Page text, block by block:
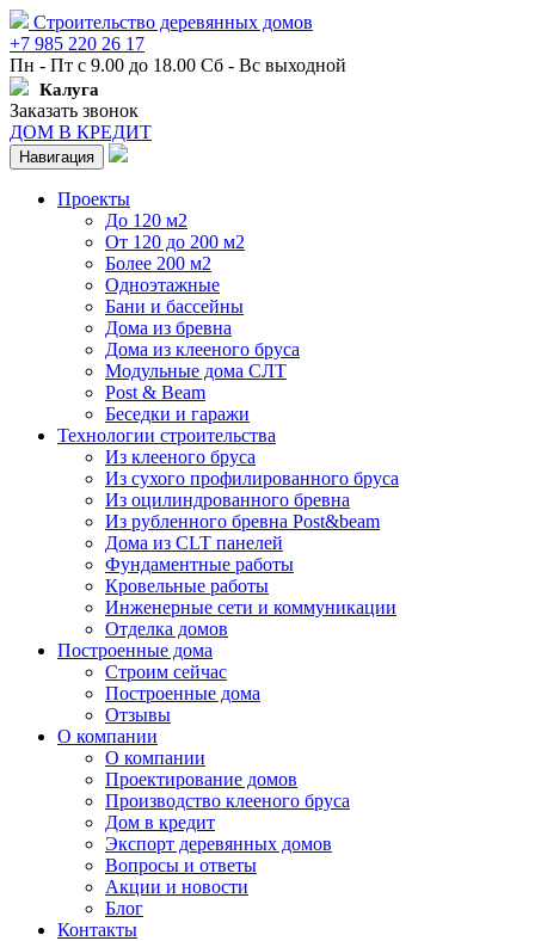
Строительство деревянных домов
+7 985 220 26 17
Пн - Пт с 9.00 до 18.00 Сб - Вс выходной
Калуга
Заказать звонок
ДОМ В КРЕДИТ
Навигация
Проекты
До 120 м2
От 120 до 200 м2
Более 200 м2
Одноэтажные
Бани и бассейны
Дома из бревна
Дома из клееного бруса
Модульные дома СЛТ
Post & Beam
Беседки и гаражи
Технологии строительства
Из клееного бруса
Из сухого профилированного бруса
Из оцилиндрованного бревна
Из рубленного бревна Post&beam
Дома из CLT панелей
Фундаментные работы
Кровельные работы
Инженерные сети и коммуникации
Отделка домов
Построенные дома
Строим сейчас
Построенные дома
Отзывы
О компании
О компании
Проектирование домов
Производство клееного бруса
Дом в кредит
Экспорт деревянных домов
Вопросы и ответы
Акции и новости
Блог
Контакты